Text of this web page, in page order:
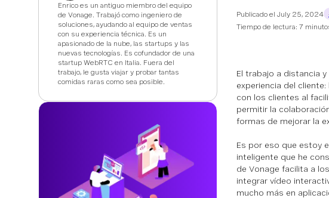
Enrico es un antiguo miembro del equipo
de Vonage. Trabajó como ingeniero de
soluciones, ayudando al equipo de ventas
con su experiencia técnica. Es un
apasionado de la nube, las startups y las
nuevas tecnologías. Es cofundador de una
startup WebRTC en Italia. Fuera del
trabajo, le gusta viajar y probar tantas
comidas raras como sea posible.
Publicado el July 25, 2024
Tiempo de lectura: 7
El trabajo a distancia
experiencia del
con los clientes al
permitir la
formas de mejorar la
Es por eso que estoy
inteligente que he
de Vonage facilita a
integrar vídeo
mucho más en